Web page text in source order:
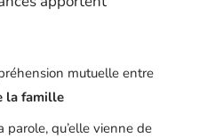
mutuelle entre
la famille
parole, qu’elle vienne de